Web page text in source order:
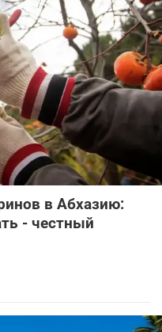
в Абхазию:
- честный